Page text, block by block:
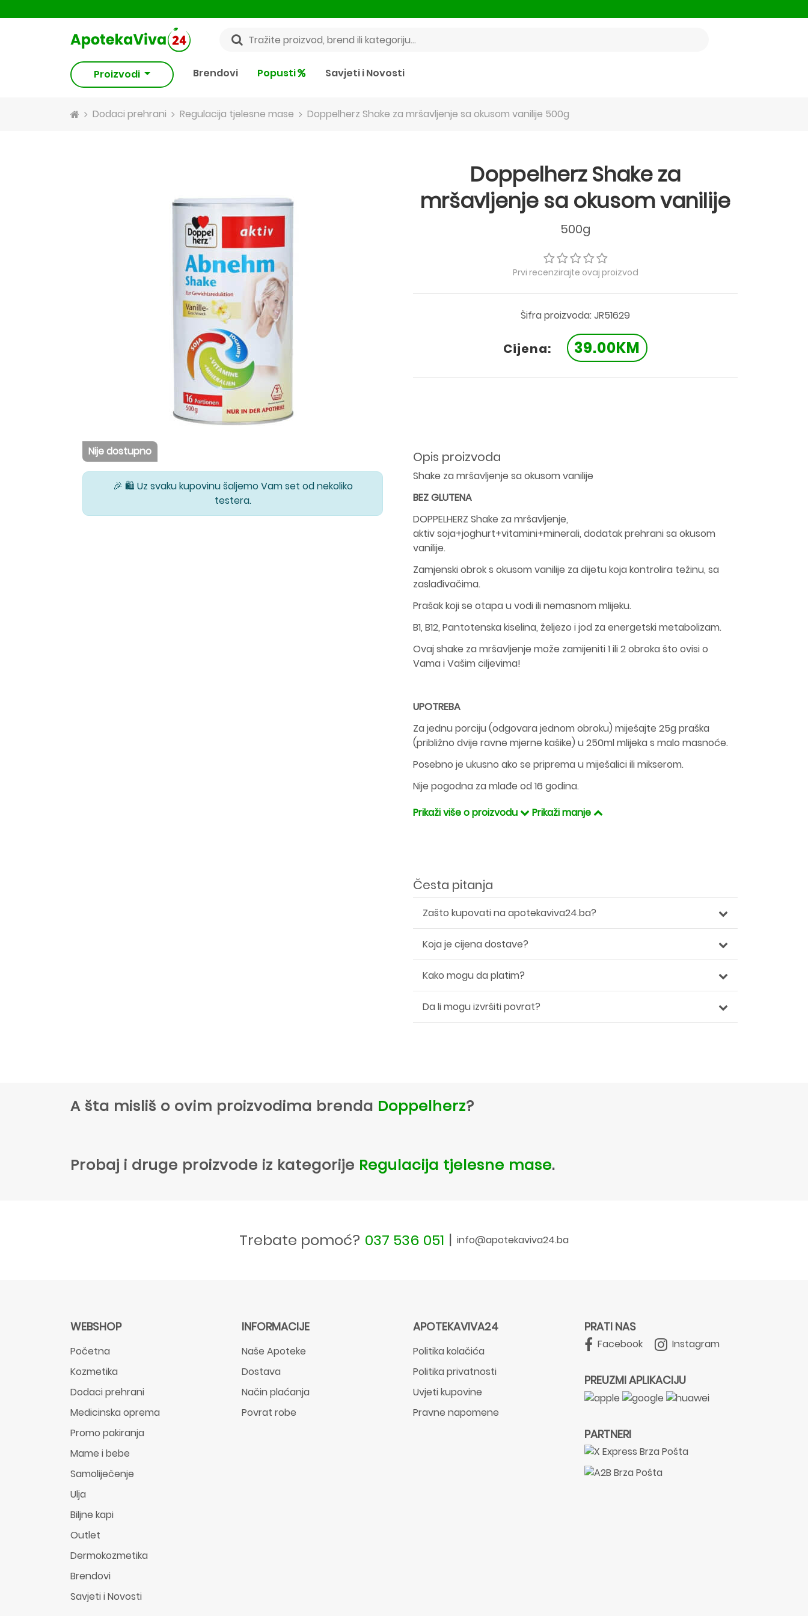
Proizvodi Brendovi Popusti Savjeti i Novosti
Dodaci prehrani Regulacija tjelesne mase Doppelherz Shake za mršavljenje sa okusom vanilije 500g
Nije dostupno
🎉 🛍️ Uz svaku kupovinu šaljemo Vam set od nekoliko
testera.
Doppelherz Shake za
mršavljenje sa okusom vanilije
500g
Prvi recenzirajte ovaj proizvod
Šifra proizvoda: JR51629
Cijena: 39.00KM
Opis proizvoda
Shake za mršavljenje sa okusom vanilije
BEZ GLUTENA
DOPPELHERZ Shake za mršavljenje,
aktiv soja+joghurt+vitamini+minerali, dodatak prehrani sa okusom
vanilije.
Zamjenski obrok s okusom vanilije za dijetu koja kontrolira težinu, sa
zaslađivačima.
Prašak koji se otapa u vodi ili nemasnom mlijeku.
B1, B12, Pantotenska kiselina, željezo i jod za energetski metabolizam.
Ovaj shake za mršavljenje može zamijeniti 1 ili 2 obroka što ovisi o
Vama i Vašim ciljevima!
UPOTREBA
Za jednu porciju (odgovara jednom obroku) miješajte 25g praška
(približno dvije ravne mjerne kašike) u 250ml mlijeka s malo masnoće.
Posebno je ukusno ako se priprema u miješalici ili mikserom.
Nije pogodna za mlađe od 16 godina.
Prikaži više o proizvodu
Prikaži manje
Česta pitanja
Zašto kupovati na apotekaviva24.ba?
Koja je cijena dostave?
Kako mogu da platim?
Da li mogu izvršiti povrat?
A šta misliš o ovim proizvodima brenda Doppelherz?
Probaj i druge proizvode iz kategorije Regulacija tjelesne mase.
Trebate pomoć? 037 536 051 | info@apotekaviva24.ba
WEBSHOP
Početna
Kozmetika
Dodaci prehrani
Medicinska oprema
Promo pakiranja
Mame i bebe
Samoliječenje
Ulja
Biljne kapi
Outlet
Dermokozmetika
Brendovi
Savjeti i Novosti
INFORMACIJE
Naše Apoteke
Dostava
Način plaćanja
Povrat robe
APOTEKAVIVA24
Politika kolačića
Politika privatnosti
Uvjeti kupovine
Pravne napomene
PRATI NAS
Facebook Instagram
PREUZMI APLIKACIJU
PARTNERI